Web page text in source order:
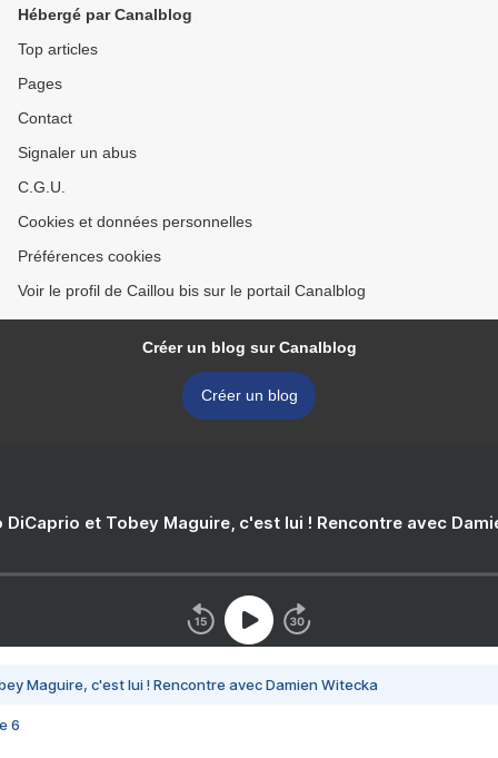
Hébergé par Canalblog
Top articles
Pages
Contact
Signaler un abus
C.G.U.
Cookies et données personnelles
Préférences cookies
Voir le profil de Caillou bis sur le portail Canalblog
Créer un blog sur Canalblog
Créer un blog
DiCaprio et Tobey Maguire, c'est lui ! Rencontre avec
Maguire, c'est lui ! Rencontre avec Damien Witecka
6